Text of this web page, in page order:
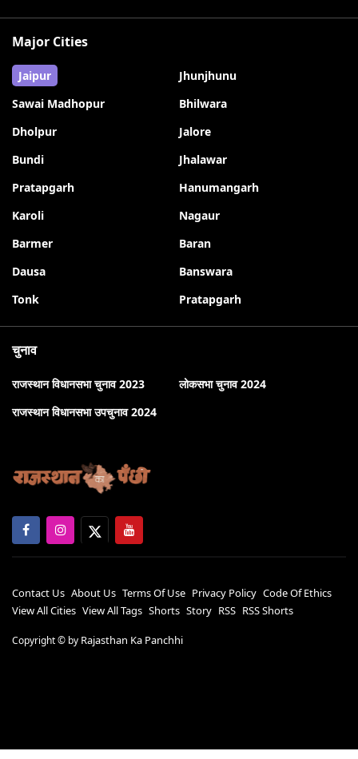
Major Cities
Jaipur
Jhunjhunu
Sawai Madhopur
Bhilwara
Dholpur
Jalore
Bundi
Jhalawar
Pratapgarh
Hanumangarh
Karoli
Nagaur
Barmer
Baran
Dausa
Banswara
Tonk
Pratapgarh
चुनाव
राजस्थान विधानसभा चुनाव 2023
लोकसभा चुनाव 2024
राजस्थान विधानसभा उपचुनाव 2024
Contact Us About Us Terms Of Use Privacy Policy Code Of Ethics
View All Cities View All Tags Shorts Story RSS RSS Shorts
Copyright © by Rajasthan Ka Panchhi